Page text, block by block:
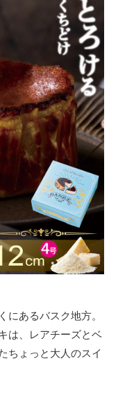
にあるバスク地方。
は、レアチーズとベ
ちょっと大人のスイ